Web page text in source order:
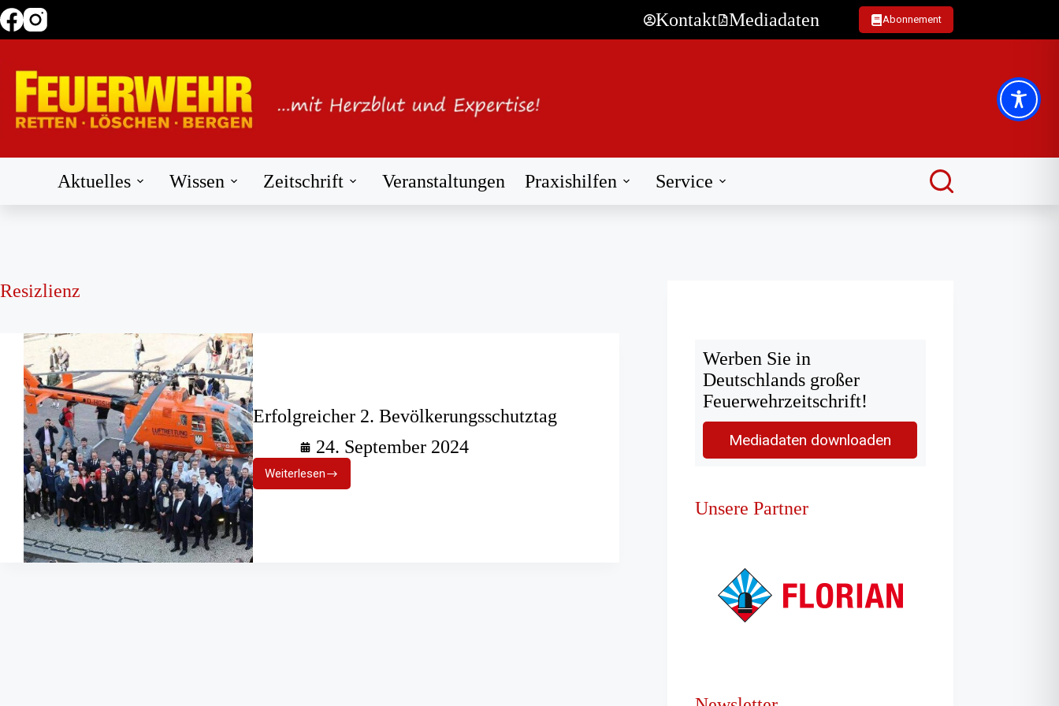
Zum
Inhalt
Kontakt Mediadaten Abonnement
Aktuelles Wissen Zeitschrift Veranstaltungen Praxishilfen Service
Resizlienz
Erfolgreicher 2. Bevölkerungsschutztag
24. September 2024
WeiterlesenErfolgreicher
2.
Werben Sie in
Deutschlands großer
Feuerwehrzeitschrift!
Mediadaten downloaden
Unsere Partner